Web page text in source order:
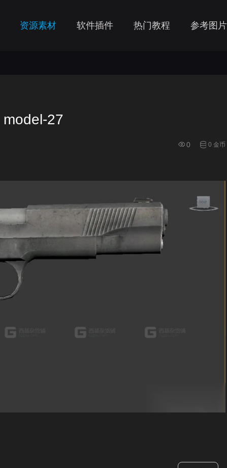
资源素材 软件插件 热门教程 参考图片
27
0 0 金币